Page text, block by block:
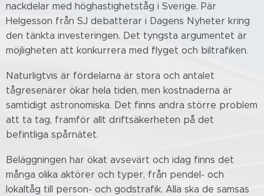
nackdelar med höghastighetståg i Sverige. Pär
Helgesson från SJ debatterar i Dagens Nyheter kring
den tänkta investeringen. Det tyngsta argumentet är
möjligheten att konkurrera med flyget och biltrafiken.
Naturligtvis är fördelarna är stora och antalet
tågresenärer ökar hela tiden, men kostnaderna är
samtidigt astronomiska. Det finns andra större problem
att ta tag, framför allt driftsäkerheten på det
befintliga spårnätet.
Beläggningen har ökat avsevärt och idag finns det
många olika aktörer och typer, från pendel- och
lokaltåg till person- och godstrafik. Alla ska de samsas